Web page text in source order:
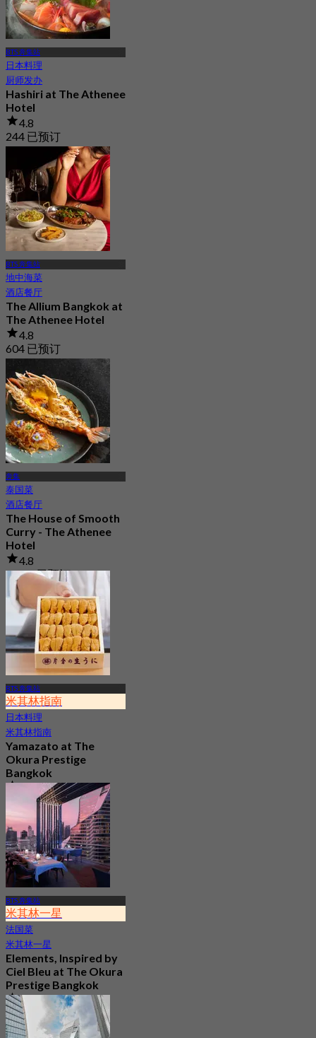
BTS 奔集站
日本料理
厨师发办
Hashiri at The Athenee
Hotel
4.8
244 已预订
BTS 奔集站
地中海菜
酒店餐厅
The Allium Bangkok at
The Athenee Hotel
4.8
604 已预订
奔集
泰国菜
酒店餐厅
The House of Smooth
Curry - The Athenee
Hotel
4.8
11.2K 已预订
起฿ 1,016.66
BTS 奔集站
米其林指南
日本料理
米其林指南
Yamazato at The
Okura Prestige
Bangkok
275 已预订
起฿ 2,200
BTS 奔集站
米其林一星
法国菜
米其林一星
Elements, Inspired by
Ciel Bleu at The Okura
Prestige Bangkok
5.0
233 已预订
起฿ 2,900